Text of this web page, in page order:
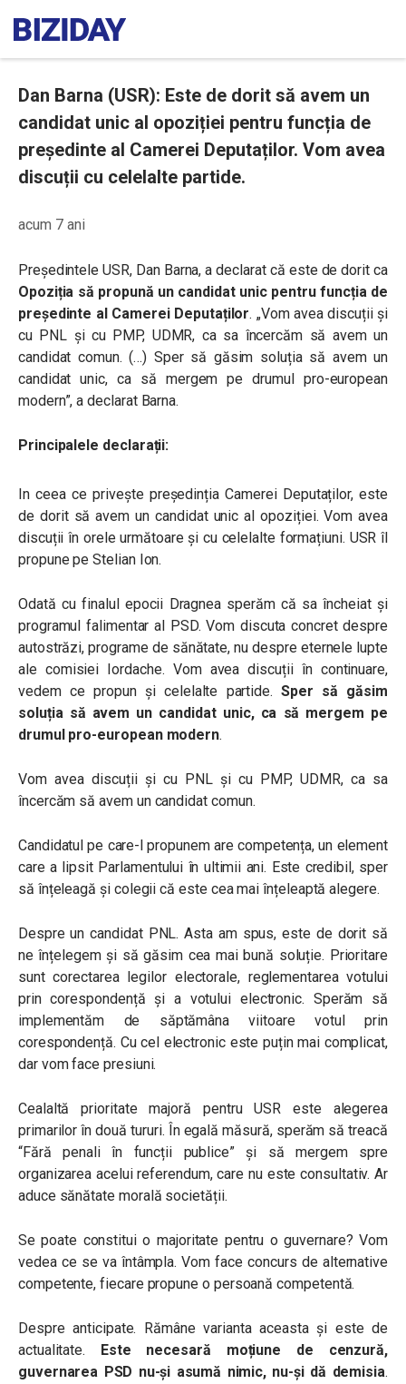
Dan Barna (USR): Este de dorit să avem un
candidat unic al opoziției pentru funcția de
președinte al Camerei Deputaților. Vom avea
discuții cu celelalte partide.
acum 7 ani
Președintele USR, Dan Barna, a declarat că este de dorit ca
Opoziția să propună un candidat unic pentru funcția de
președinte al Camerei Deputaților. „Vom avea discuții și
cu PNL și cu PMP, UDMR, ca sa încercăm să avem un
candidat comun. (…) Sper să găsim soluția să avem un
candidat unic, ca să mergem pe drumul pro-european
modern”, a declarat Barna.
Principalele declarații:
In ceea ce privește președinția Camerei Deputaților, este
de dorit să avem un candidat unic al opoziției. Vom avea
discuții în orele următoare și cu celelalte formațiuni. USR îl
propune pe Stelian Ion.
Odată cu finalul epocii Dragnea sperăm că sa încheiat și
programul falimentar al PSD. Vom discuta concret despre
autostrăzi, programe de sănătate, nu despre eternele lupte
ale comisiei Iordache. Vom avea discuții în continuare,
vedem ce propun și celelalte partide.Sper să găsim
soluția să avem un candidat unic, ca să mergem pe
drumul pro-european modern.
Vom avea discuții și cu PNL și cu PMP, UDMR, ca sa
încercăm să avem un candidat comun.
Candidatul pe care-l propunem are competența, un element
care a lipsit Parlamentului în ultimii ani. Este credibil, sper
să înțeleagă și colegii că este cea mai înțeleaptă alegere.
Despre un candidat PNL. Asta am spus, este de dorit să
ne înțelegem și să găsim cea mai bună soluție. Prioritare
sunt corectarea legilor electorale, reglementarea votului
prin corespondență și a votului electronic. Sperăm să
implementăm de săptămâna viitoare votul prin
corespondență. Cu cel electronic este puțin mai complicat,
dar vom face presiuni.
Cealaltă prioritate majoră pentru USR este alegerea
primarilor în două tururi. În egală măsură, sperăm să treacă
“Fără penali în funcții publice” și să mergem spre
organizarea acelui referendum, care nu este consultativ. Ar
aduce sănătate morală societății.
Se poate constitui o majoritate pentru o guvernare? Vom
vedea ce se va întâmpla. Vom face concurs de alternative
competente, fiecare propune o persoană competentă.
Despre anticipate. Rămâne varianta aceasta și este de
actualitate. Este necesară moțiune de cenzură,
guvernarea PSD nu-și asumă nimic, nu-și dă demisia.